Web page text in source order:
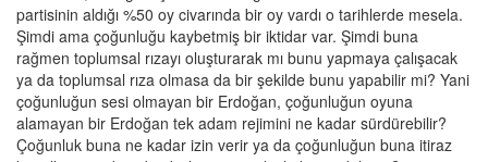
partisinin aldığı %50 oy civarında bir oy vardı o tarihlerde mesela.
Şimdi ama çoğunluğu kaybetmiş bir iktidar var. Şimdi buna
rağmen toplumsal rızayı oluşturarak mı bunu yapmaya çalışacak
ya da toplumsal rıza olmasa da bir şekilde bunu yapabilir mi? Yani
çoğunluğun sesi olmayan bir Erdoğan, çoğunluğun oyuna
alamayan bir Erdoğan tek adam rejimini ne kadar sürdürebilir?
Çoğunluk buna ne kadar izin verir ya da çoğunluğun buna itiraz